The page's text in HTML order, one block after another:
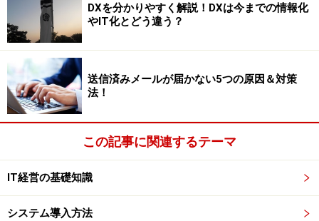
DXを分かりやすく解説！DXは今までの情報化
やIT化とどう違う？
送信済みメールが届かない5つの原因＆対策
法！
この記事に関連するテーマ
IT経営の基礎知識
システム導入方法